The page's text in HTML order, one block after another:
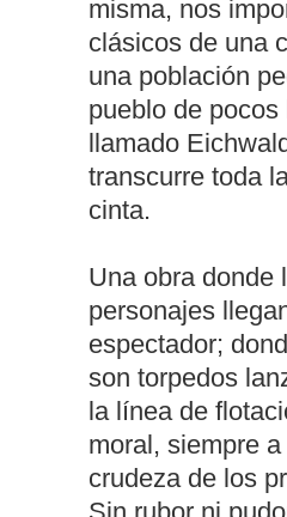
misma, nos
clásicos de una
una población
pueblo de
llamado
transcurre toda
cinta.
Una obra donde
personajes
espectador;
son torpedos
la línea de
moral, siempre
crudeza de los